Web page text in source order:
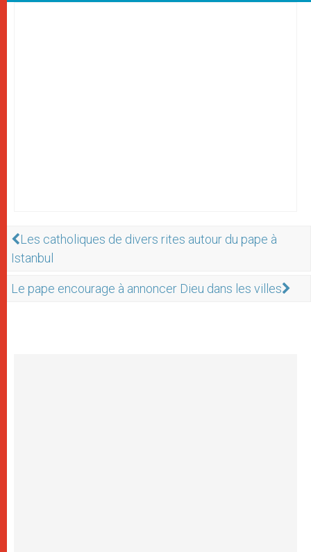
Les catholiques de divers rites autour du pape à
Istanbul
Le pape encourage à annoncer Dieu dans les villes